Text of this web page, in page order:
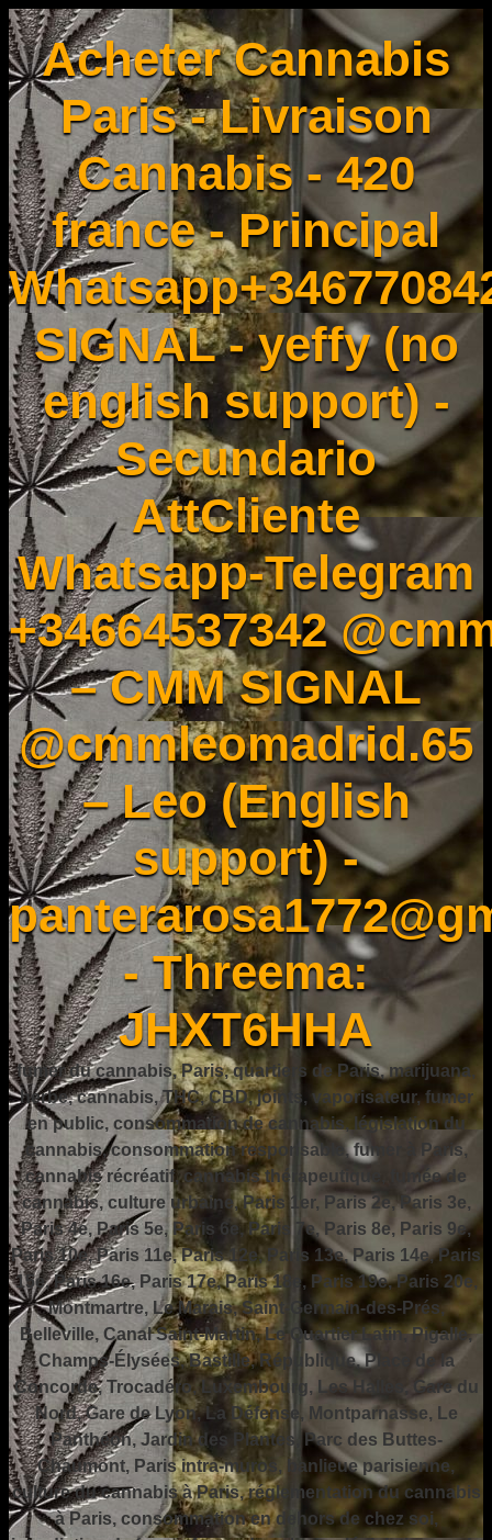
Acheter Cannabis
Paris - Livraison
Cannabis - 420
france - Principal
SIGNAL - yeffy (no
english support) -
Secundario
AttCliente
Whatsapp-Telegram
+34664537342
– CMM SIGNAL
@cmmleomadrid.65
– Leo (English
support) -
- Threema:
JHXT6HHA
fumer du cannabis, Paris, quartiers de Paris, marijuana,
herbe, cannabis, THC, CBD, joints, vaporisateur, fumer
en public, consommation de cannabis, législation du
cannabis, consommation responsable, fumer à Paris,
cannabis récréatif, cannabis thérapeutique, fumée de
cannabis, culture urbaine, Paris 1er, Paris 2e, Paris 3e,
Paris 4e, Paris 5e, Paris 6e, Paris 7e, Paris 8e, Paris 9e,
Paris 10e, Paris 11e, Paris 12e, Paris 13e, Paris 14e, Paris
15e, Paris 16e, Paris 17e, Paris 18e, Paris 19e, Paris 20e,
Montmartre, Le Marais, Saint-Germain-des-Prés,
Belleville, Canal Saint-Martin, Le Quartier Latin, Pigalle,
Champs-Élysées, Bastille, République, Place de la
Concorde, Trocadéro, Luxembourg, Les Halles, Gare du
Nord, Gare de Lyon, La Défense, Montparnasse, Le
Panthéon, Jardin des Plantes, Parc des Buttes-
Chaumont, Paris intra-muros, banlieue parisienne,
culture du cannabis à Paris, réglementation du cannabis
à Paris, consommation en dehors de chez soi,